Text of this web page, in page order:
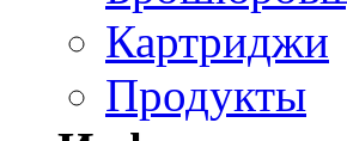
Картриджи
Продукты